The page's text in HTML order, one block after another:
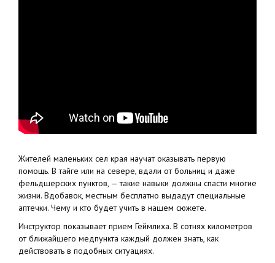
Жителей маленьких сел края научат оказывать первую
помощь. В тайге или на севере, вдали от больниц и даже
фельдшерских пунктов, — такие навыки должны спасти многие
жизни. Вдобавок, местным бесплатно выдадут специальные
аптечки. Чему и кто будет учить в нашем сюжете.
Инструктор показывает прием Геймлиха. В сотнях километров
от ближайшего медпункта каждый должен знать, как
действовать в подобных ситуациях.